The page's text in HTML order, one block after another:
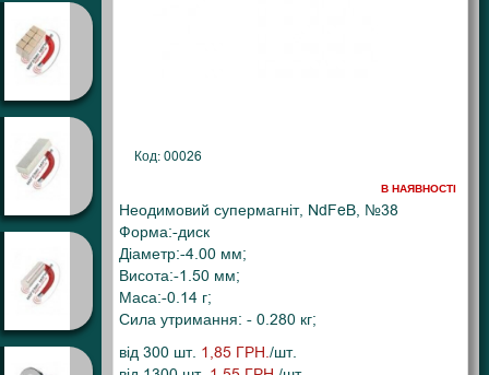
Код: 00026
В НАЯВНОСТІ
Неодимовий супермагніт, NdFeB, №38
Форма:-диск
Діаметр:-4.00 мм;
Висота:-1.50 мм;
Маса:-0.14 г;
Сила утримання: - 0.280 кг;
від 300 шт. 1,85 ГРН./шт.